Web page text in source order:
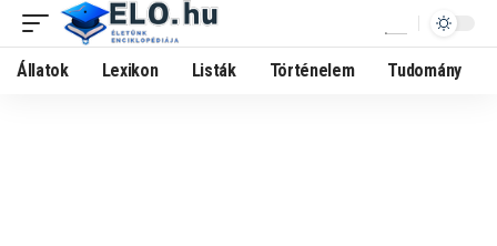
Állatok Lexikon Listák Történelem Tudomány